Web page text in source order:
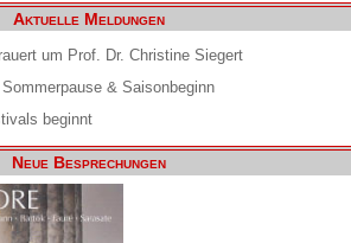
Aktuelle Meldungen
um Prof. Dr. Christine Siegert
& Saisonbeginn
beginnt
Neue Besprechungen